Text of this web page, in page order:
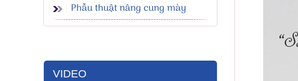
Phẫu thuật nâng cung mày
VIDEO